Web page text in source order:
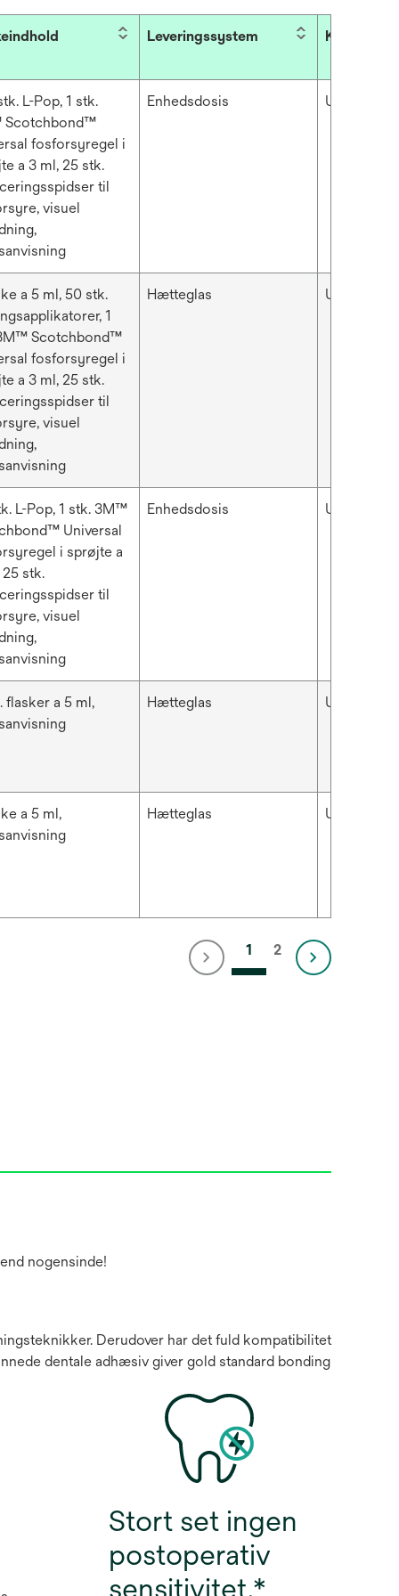
Leveringssystem
L-Pop, 1 stk.
Scotchbond™
fosforsyregel i
a 3 ml, 25 stk.
til
visuel
Enhedsdosis Universal
a 5 ml, 50 stk.
1
Scotchbond™
fosforsyregel i
a 3 ml, 25 stk.
til
visuel
Hætteglas Universal
L-Pop, 1 stk. 3M™
Universal
i sprøjte a
stk.
til
visuel
Enhedsdosis Universal
flasker a 5 ml,
Hætteglas Universal
a 5 ml,
Hætteglas Universal
1 2
Derudover har det fuld kompatibilitet
dentale adhæsiv giver gold standard bonding
Stort set ingen
postoperativ
sensitivitet.*